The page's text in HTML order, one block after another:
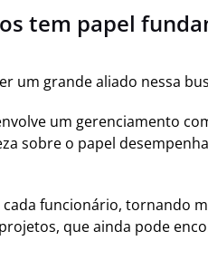
tem papel
um grande aliado nessa
um gerenciamento
sobre o papel
funcionário, tornando
que ainda pode